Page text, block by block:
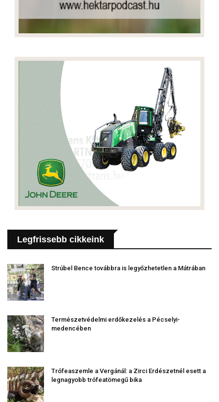
Legfrissebb cikkeink
Strúbel Bence továbbra is legyőzhetetlen a Mátrában
Természetvédelmi erdőkezelés a Pécselyi-
medencében
Trófeaszemle a Vergánál: a Zirci Erdészetnél esett a
legnagyobb trófeatömegű bika